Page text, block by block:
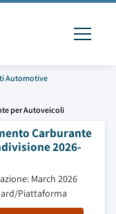
Automotive
per Autoveicoli
Carburante
2026-
March 2026
Piattaforma